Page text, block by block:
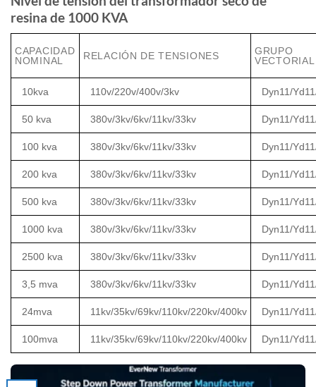
resina de 1000 KVA
CAPACIDAD
NOMINAL
RELACIÓN DE TENSIONES
GRUPO
VECTORIAL
10kva 110v/220v/400v/3kv Dyn11/
50 kva 380v/3kv/6kv/11kv/33kv Dyn11/
100 kva 380v/3kv/6kv/11kv/33kv Dyn11/
200 kva 380v/3kv/6kv/11kv/33kv Dyn11/
500 kva 380v/3kv/6kv/11kv/33kv Dyn11/
1000 kva 380v/3kv/6kv/11kv/33kv Dyn11/
2500 kva 380v/3kv/6kv/11kv/33kv Dyn11/
3,5 mva 380v/3kv/6kv/11kv/33kv Dyn11/
24mva 11kv/35kv/69kv/110kv/220kv/400kv Dyn11/
100mva 11kv/35kv/69kv/110kv/220kv/400kv Dyn11/